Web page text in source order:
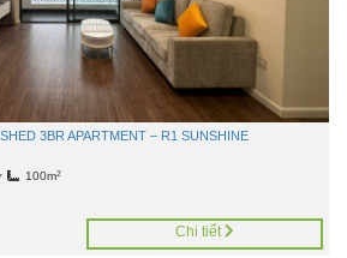
3BR APARTMENT – R1 SUNSHINE
100m2
Chi tiết